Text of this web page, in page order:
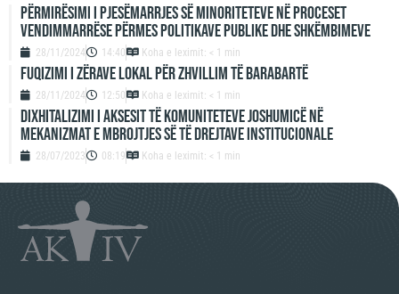
Përmirësimi i Pjesëmarrjes së Minoriteteve në Proceset
Vendimmarrëse përmes Politikave Publike dhe Shkëmbimeve
28/11/2024 14:40 Koha e leximit: < 1 min
Fuqizimi i zërave lokal për zhvillim të barabartë
28/11/2024 12:50 Koha e leximit: < 1 min
Dixhitalizimi i aksesit të komuniteteve joshumicë në
mekanizmat e mbrojtjes së të drejtave institucionale
28/07/2023 08:19 Koha e leximit: < 1 min